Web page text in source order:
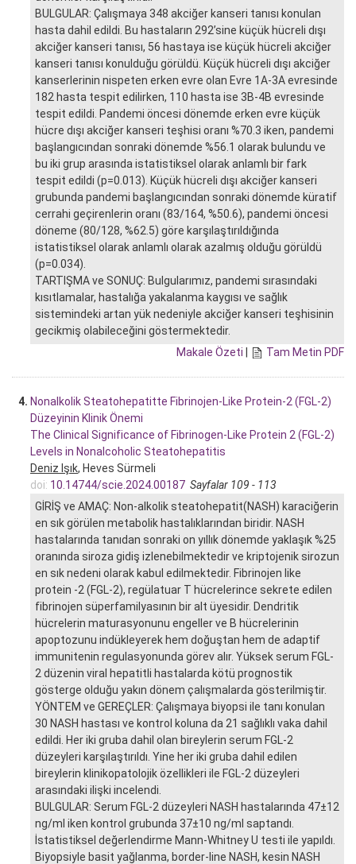
BULGULAR: Çalışmaya 348 akciğer kanseri tanısı konulan
hasta dahil edildi. Bu hastaların 292’sine küçük hücreli dışı
akciğer kanseri tanısı, 56 hastaya ise küçük hücreli akciğer
kanseri tanısı konulduğu görüldü. Küçük hücreli dışı akciğer
kanserlerinin nispeten erken evre olan Evre 1A-3A evresinde
182 hasta tespit edilirken, 110 hasta ise 3B-4B evresinde
tespit edildi. Pandemi öncesi dönemde erken evre küçük
hücre dışı akciğer kanseri teşhisi oranı %70.3 iken, pandemi
başlangıcından sonraki dönemde %56.1 olarak bulundu ve
bu iki grup arasında istatistiksel olarak anlamlı bir fark
tespit edildi (p=0.013). Küçük hücreli dışı akciğer kanseri
grubunda pandemi başlangıcından sonraki dönemde küratif
cerrahi geçirenlerin oranı (83/164, %50.6), pandemi öncesi
döneme (80/128, %62.5) göre karşılaştırıldığında
istatistiksel olarak anlamlı olarak azalmış olduğu görüldü
(p=0.034).
TARTIŞMA ve SONUÇ: Bulgularımız, pandemi sırasındaki
kısıtlamalar, hastalığa yakalanma kaygısı ve sağlık
sistemindeki artan yük nedeniyle akciğer kanseri teşhisinin
gecikmiş olabileceğini göstermektedir.
Makale Özeti | Tam Metin PDF
4. Nonalkolik Steatohepatitte Fibrinojen-Like Protein-2 (FGL-2)
Düzeyinin Klinik Önemi
The Clinical Significance of Fibrinogen-Like Protein 2 (FGL-2)
Levels in Nonalcoholic Steatohepatitis
Deniz Işık, Heves Sürmeli
doi: 10.14744/scie.2024.00187 Sayfalar 109 - 113
GİRİŞ ve AMAÇ: Non-alkolik steatohepatit(NASH) karaciğerin
en sık görülen metabolik hastalıklarından biridir. NASH
hastalarında tanıdan sonraki on yıllık dönemde yaklaşık %25
oranında siroza gidiş izlenebilmektedir ve kriptojenik sirozun
en sık nedeni olarak kabul edilmektedir. Fibrinojen like
protein -2 (FGL-2), regülatuar T hücrelerince sekrete edilen
fibrinojen süperfamilyasının bir alt üyesidir. Dendritik
hücrelerin maturasyonunu engeller ve B hücrelerinin
apoptozunu indükleyerek hem doğuştan hem de adaptif
immunitenin regulasyonunda görev alır. Yüksek serum FGL-
2 düzenin viral hepatitli hastalarda kötü prognostik
gösterge olduğu yakın dönem çalışmalarda gösterilmiştir.
YÖNTEM ve GEREÇLER: Çalışmaya biyopsi ile tanı konulan
30 NASH hastası ve kontrol koluna da 21 sağlıklı vaka dahil
edildi. Her iki gruba dahil olan bireylerin serum FGL-2
düzeyleri karşılaştırıldı. Yine her iki gruba dahil edilen
bireylerin klinikopatolojik özellikleri ile FGL-2 düzeyleri
arasındaki ilişki incelendi.
BULGULAR: Serum FGL-2 düzeyleri NASH hastalarında 47±12
ng/ml iken kontrol grubunda 37±10 ng/ml saptandı.
İstatistiksel değerlendirme Mann-Whitney U testi ile yapıldı.
Biyopsiyle basit yağlanma, border-line NASH, kesin NASH